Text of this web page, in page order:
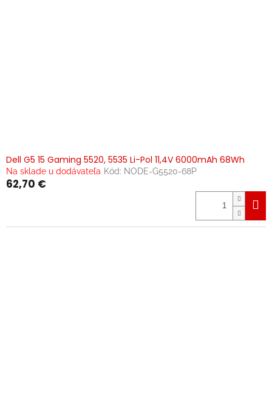
Dell G5 15 Gaming 5520, 5535 Li-Pol 11,4V 6000mAh 68Wh
Na sklade u dodávateľa Kód: NODE-G5520-68P
62,70 €